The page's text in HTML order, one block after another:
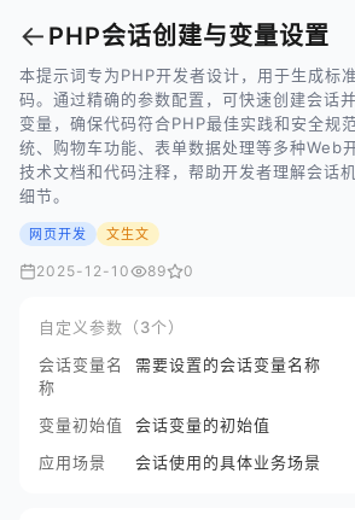
← PHP会话创建与变量设置
本提示词专为PHP开发者设计，用于生成标
码。通过精确的参数配置，可快速创建会话
变量，确保代码符合PHP最佳实践和安全规
统、购物车功能、表单数据处理等多种Web
技术文档和代码注释，帮助开发者理解会话
细节。
网页开发 文生文
2025-12-10 89 0
自定义参数（3个）
会话变量名
称
需要设置的会话变量名称
变量初始值
会话变量的初始值
应用场景
会话使用的具体业务场景